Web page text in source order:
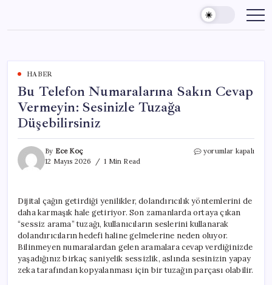
content
HABER
Bu Telefon Numaralarına Sakın Cevap
Vermeyin: Sesinizle Tuzağa
Düşebilirsiniz
By Ece Koç
12 Mayıs 2026
1 Min Read
Bu
Vermeyin:
Sesinizle
Tuzağa
Düşebilirsiniz
için
yorumlar kapalı
Dijital çağın getirdiği yenilikler, dolandırıcılık yöntemlerini de
daha karmaşık hale getiriyor. Son zamanlarda ortaya çıkan
“sessiz arama” tuzağı, kullanıcıların seslerini kullanarak
dolandırıcıların hedefi haline gelmelerine neden oluyor.
Bilinmeyen numaralardan gelen aramalara cevap verdiğinizde
yaşadığınız birkaç saniyelik sessizlik, aslında sesinizin yapay
zeka tarafından kopyalanması için bir tuzağın parçası olabilir.